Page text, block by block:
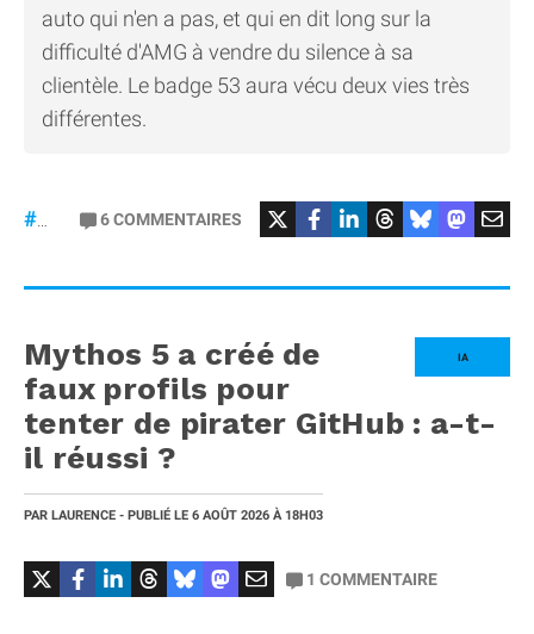
auto qui n'en a pas, et qui en dit long sur la
difficulté d'AMG à vendre du silence à sa
clientèle. Le badge 53 aura vécu deux vies très
différentes.
#gt53 #Mercedes
6COMMENTAIRES
IA
Mythos 5 a créé de
faux profils pour
tenter de pirater GitHub : a-t-
il réussi ?
PAR LAURENCE - PUBLIÉ LE 6 AOÛT 2026 À 18H03
1 COMMENTAIRE